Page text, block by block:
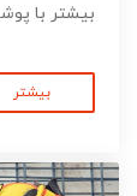
بیشتر با
بیشتر